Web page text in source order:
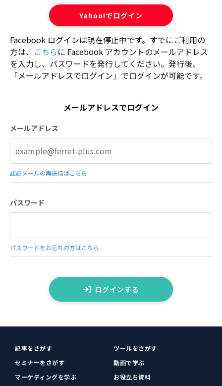
Yahoo!でログイン
Facebook ログインは現在停止中です。すでにご利用の
方は、 こちらに Facebook アカウントのメールアドレス
を入力し、パスワードを発行してください。発行後、
「メールアドレスでログイン」でログインが可能です。
メールアドレスでログイン
メールアドレス
認証メールの再送信はこちら
パスワード
パスワードをお忘れの方はこちら
ログインする
記事をさがす
ツールをさがす
セミナーをさがす
動画で学ぶ
マーケティングを学ぶ
お役立ち資料